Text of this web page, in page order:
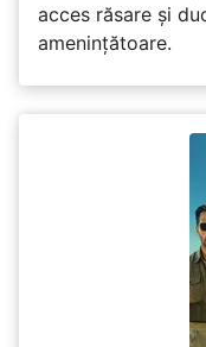
acces răsare și
amenințătoare.